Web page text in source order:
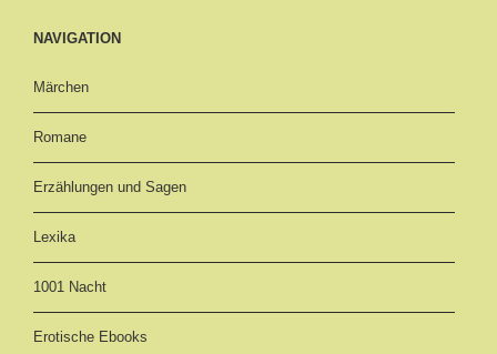
NAVIGATION
Märchen
Romane
Erzählungen und Sagen
Lexika
1001 Nacht
Erotische Ebooks